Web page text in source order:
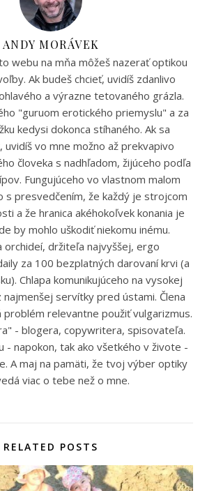
ANDY MORÁVEK
webu na mňa môžeš nazerať optikou
Ak budeš chcieť, uvidíš zdanlivo
a výrazne tetovaného grázla.
"guruom erotického priemyslu" a za
kedysi dokonca stíhaného. Ak sa
uvidíš vo mne možno až prekvapivo
človeka s nadhľadom, žijúceho podľa
Fungujúceho vo vlastnom malom
s presvedčením, že každý je strojcom
a že hranica akéhokoľvek konania je
by mohlo uškodiť niekomu inému.
orchideí, držiteľa najvyššej, ergo
za 100 bezplatných darovaní krvi (a
Chlapa komunikujúceho na vysokej
servítky pred ústami. Člena
relevantne použiť vulgarizmus.
- blogera, copywritera, spisovateľa.
- napokon, tak ako všetkého v živote -
A maj na pamäti, že tvoj výber optiky
viac o tebe než o mne.
RELATED POSTS